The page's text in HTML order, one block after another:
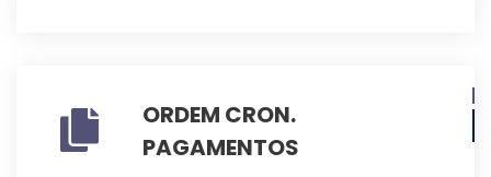
ORDEM CRON.
PAGAMENTOS